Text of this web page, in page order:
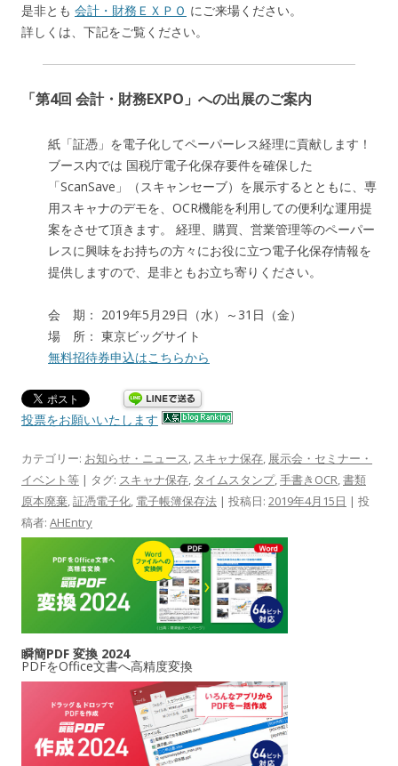
是非とも 会計・財務ＥＸＰＯ にご来場ください。
詳しくは、下記をご覧ください。
「第4回 会計・財務EXPO」への出展のご案内
紙「証憑」を電子化してペーパーレス経理に貢献します！
ブース内では 国税庁電子化保存要件を確保した
「ScanSave」（スキャンセーブ）を展示するとともに、専
用スキャナのデモを、OCR機能を利用しての便利な運用提
案をさせて頂きます。 経理、購買、営業管理等のペーパー
レスに興味をお持ちの方々にお役に立つ電子化保存情報を
提供しますので、是非ともお立ち寄りください。
会 期： 2019年5月29日（水）～31日（金）
場 所： 東京ビッグサイト
無料招待券申込はこちらから
投票をお願いいたします
カテゴリー: お知らせ・ニュース スキャナ保存 展示会・セミナー・
イベント等 | タグ: スキャナ保存 タイムスタンプ, 手書きOCR 書類
原本廃棄 証憑電子化 電子帳簿保存法 | 投稿日: 2019年4月15日 | 投
稿者: AHEntry
瞬簡PDF 変換 2024
PDFをOffice文書へ高精度変換